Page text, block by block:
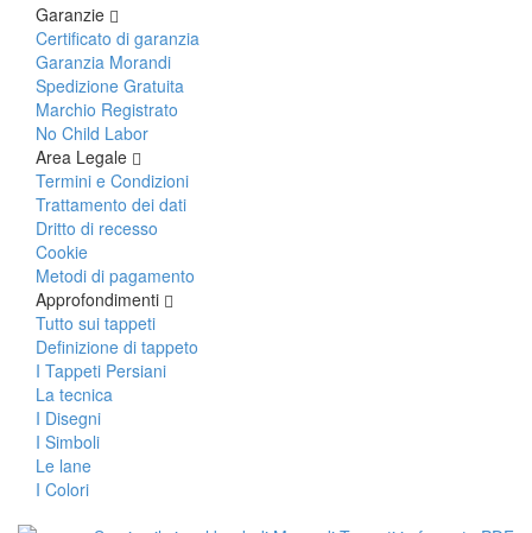
Tappeti Turchi Vecchi E Nuovi
Tappeti Turcomanni Vecchi E Nuovi
Tappeti Ghazni
Tappeti Beluci
Tappeti Dal Mondo
Garanzie
Certificato di garanzia
Garanzia Morandi
Spedizione Gratuita
Marchio Registrato
No Child Labor
Area Legale
Termini e Condizioni
Trattamento dei dati
Dritto di recesso
Cookie
Metodi di pagamento
Approfondimenti
Tutto sui tappeti
Definizione di tappeto
I Tappeti Persiani
La tecnica
I Disegni
I Simboli
Le lane
I Colori